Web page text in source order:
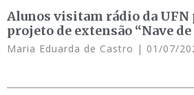
Alunos visitam rádio da UFN
projeto de extensão “Nave
Maria Eduarda de Castro 01/07/